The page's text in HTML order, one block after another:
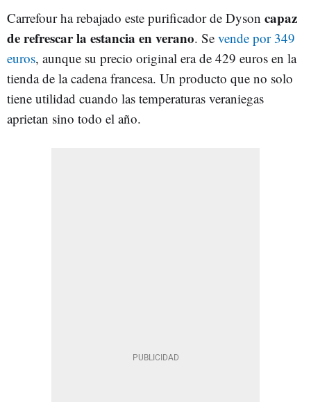
Carrefour ha rebajado este purificador de Dyson capaz
de refrescar la estancia en verano. Se vende por 349
euros, aunque su precio original era de 429 euros en la
tienda de la cadena francesa. Un producto que no solo
tiene utilidad cuando las temperaturas veraniegas
aprietan sino todo el año.